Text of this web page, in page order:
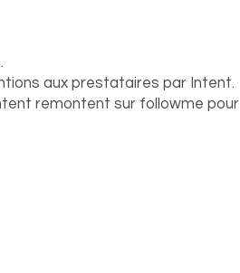
aux prestataires par Intent.
remontent sur followme pour